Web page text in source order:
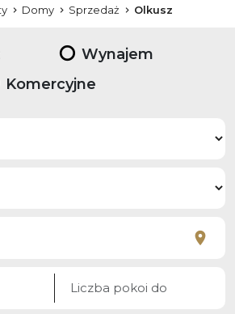
Domy Sprzedaż Olkusz
Wynajem
Komercyjne